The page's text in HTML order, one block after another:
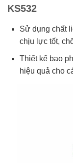
KS532
Sử dụng chất
chịu lực tốt,
Thiết kế bao
hiệu quả cho